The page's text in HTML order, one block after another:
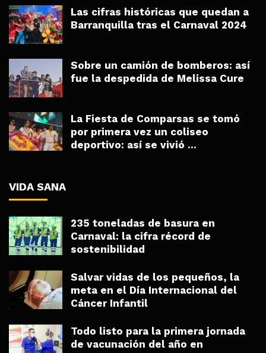
Las cifras históricas que quedan a
Barranquilla tras el Carnaval 2024
Sobre un camión de bomberos: así
fue la despedida de Melissa Cure
La Fiesta de Comparsas se tomó
por primera vez un coliseo
deportivo: así se vivió ...
VIDA SANA
235 toneladas de basura en
Carnaval: la cifra récord de
sostenibilidad
Salvar vidas de los pequeños, la
meta en el Día Internacional del
Cáncer Infantil
Todo listo para la primera jornada
de vacunación del año en